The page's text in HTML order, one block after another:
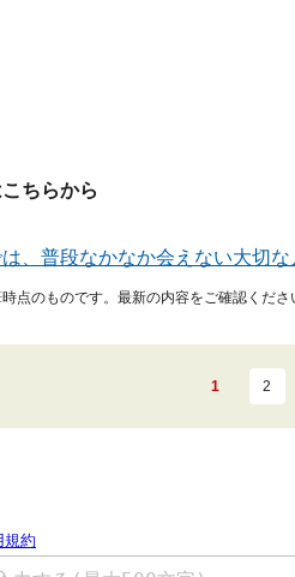
ちらから
、普段なかなか会えない大切な
点のものです。最新の内容をご確認くださ
1 2